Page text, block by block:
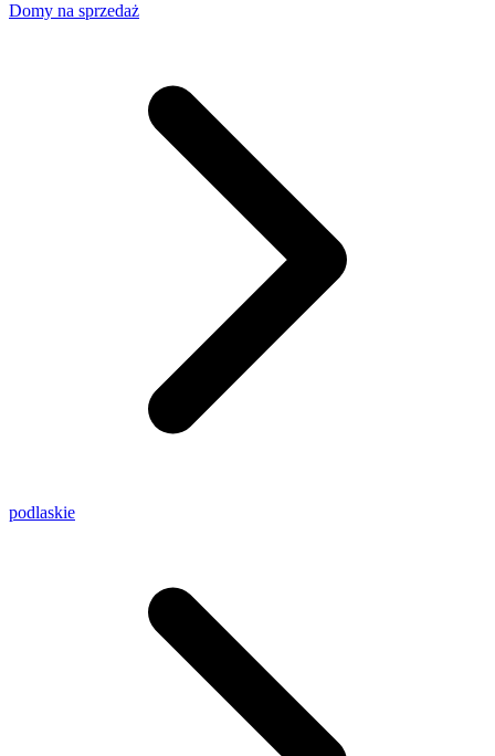
Domy na sprzedaż
podlaskie